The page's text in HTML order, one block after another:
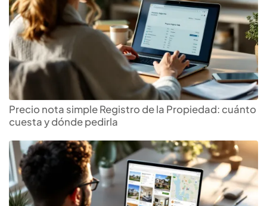
Precio nota simple Registro de la Propiedad: cuánto
cuesta y dónde pedirla